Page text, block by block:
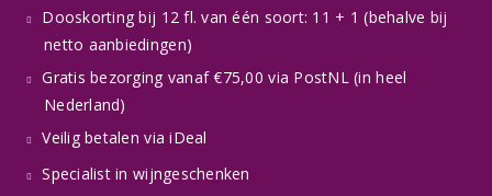
Dooskorting bij 12 fl. van één soort: 11 + 1 (behalve bij
netto aanbiedingen)
Gratis bezorging vanaf €75,00 via PostNL (in heel
Nederland)
Veilig betalen via iDeal
Specialist in wijngeschenken